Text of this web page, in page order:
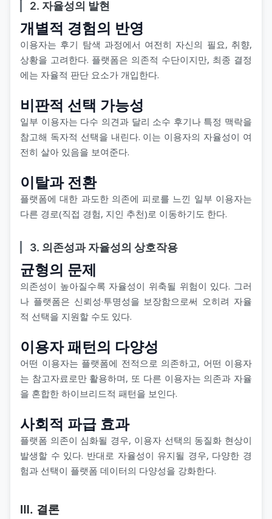
2. 자율성의 발현
개별적 경험의 반영
이용자는 후기 탐색 과정에서 여전히 자신의 필요, 취향,
상황을 고려한다. 플랫폼은 의존적 수단이지만, 최종 결정
에는 자율적 판단 요소가 개입한다.
비판적 선택 가능성
일부 이용자는 다수 의견과 달리 소수 후기나 특정 맥락을
참고해 독자적 선택을 내린다. 이는 이용자의 자율성이 여
전히 살아 있음을 보여준다.
이탈과 전환
플랫폼에 대한 과도한 의존에 피로를 느낀 일부 이용자는
다른 경로(직접 경험, 지인 추천)로 이동하기도 한다.
3. 의존성과 자율성의 상호작용
균형의 문제
의존성이 높아질수록 자율성이 위축될 위험이 있다. 그러
나 플랫폼은 신뢰성·투명성을 보장함으로써 오히려 자율
적 선택을 지원할 수도 있다.
이용자 패턴의 다양성
어떤 이용자는 플랫폼에 전적으로 의존하고, 어떤 이용자
는 참고자료로만 활용하며, 또 다른 이용자는 의존과 자율
을 혼합한 하이브리드적 패턴을 보인다.
사회적 파급 효과
플랫폼 의존이 심화될 경우, 이용자 선택의 동질화 현상이
발생할 수 있다. 반대로 자율성이 유지될 경우, 다양한 경
험과 선택이 플랫폼 데이터의 다양성을 강화한다.
Ⅲ. 결론